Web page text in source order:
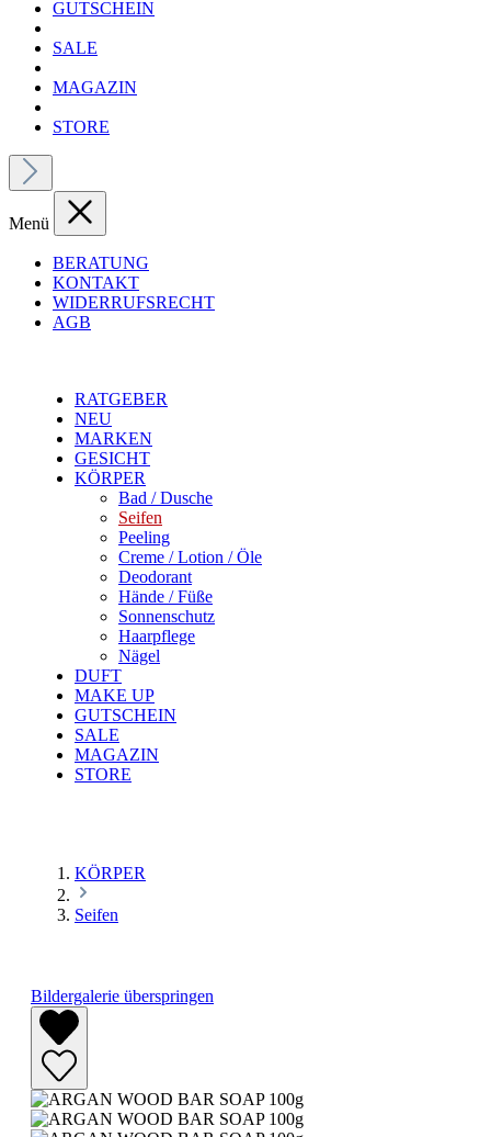
GUTSCHEIN
SALE
MAGAZIN
STORE
Menü
BERATUNG
KONTAKT
WIDERRUFSRECHT
AGB
RATGEBER
NEU
MARKEN
GESICHT
KÖRPER
Bad / Dusche
Seifen
Peeling
Creme / Lotion / Öle
Deodorant
Hände / Füße
Sonnenschutz
Haarpflege
Nägel
DUFT
MAKE UP
GUTSCHEIN
SALE
MAGAZIN
STORE
KÖRPER
Seifen
Bildergalerie überspringen